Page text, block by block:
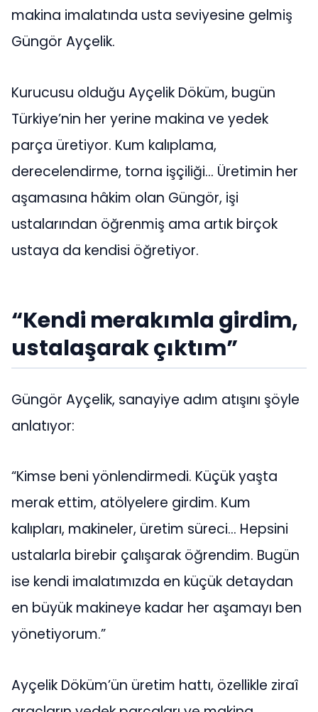
makina imalatında usta seviyesine gelmiş
Güngör Ayçelik.
Kurucusu olduğu Ayçelik Döküm, bugün
Türkiye’nin her yerine makina ve yedek
parça üretiyor. Kum kalıplama,
derecelendirme, torna işçiliği… Üretimin her
aşamasına hâkim olan Güngör, işi
ustalarından öğrenmiş ama artık birçok
ustaya da kendisi öğretiyor.
“Kendi merakımla girdim,
ustalaşarak çıktım”
Güngör Ayçelik, sanayiye adım atışını şöyle
anlatıyor:
“Kimse beni yönlendirmedi. Küçük yaşta
merak ettim, atölyelere girdim. Kum
kalıpları, makineler, üretim süreci… Hepsini
ustalarla birebir çalışarak öğrendim. Bugün
ise kendi imalatımızda en küçük detaydan
en büyük makineye kadar her aşamayı ben
yönetiyorum.”
Ayçelik Döküm’ün üretim hattı, özellikle ziraî